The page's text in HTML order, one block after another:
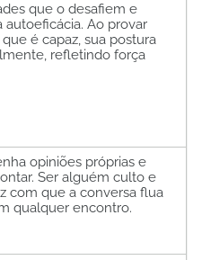
que o desafiem e
Ao provar
é capaz, sua postura
refletindo força
opiniões próprias e
Ser alguém culto e
com que a conversa flua
qualquer encontro.